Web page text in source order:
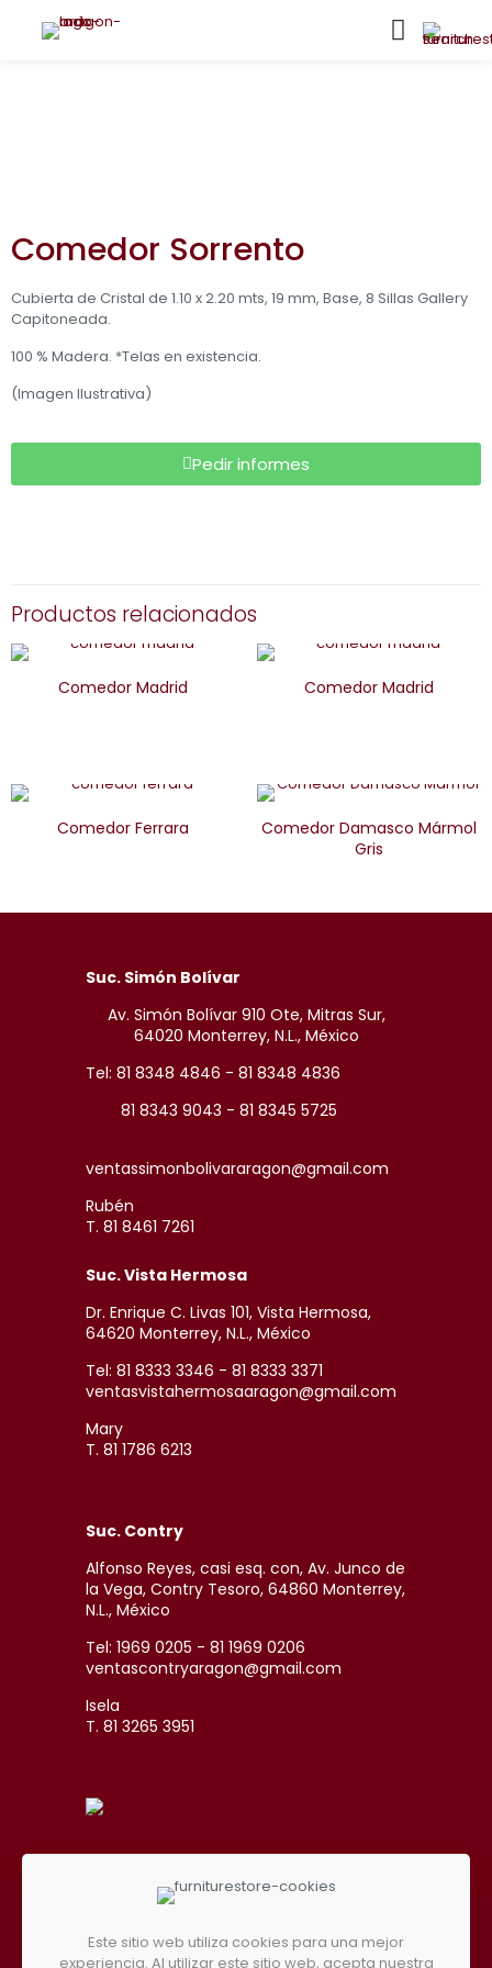
Comedor Sorrento
Cubierta de Cristal de 1.10 x 2.20 mts, 19 mm, Base, 8 Sillas Gallery
Capitoneada.
100 % Madera. *Telas en existencia.
(Imagen Ilustrativa)
Pedir informes
Productos relacionados
Comedor Madrid Comedor Madrid
Comedor Ferrara
Comedor Damasco Mármol
Gris
Suc. Simón Bolívar
Av. Simón Bolívar 910 Ote, Mitras Sur,
64020 Monterrey, N.L., México
Tel: 81 8348 4846 - 81 8348 4836
81 8343 9043 - 81 8345 5725
ventassimonbolivararagon@gmail.com
Rubén
T. 81 8461 7261
Suc. Vista Hermosa
Dr. Enrique C. Livas 101, Vista Hermosa,
64620 Monterrey, N.L., México
Tel: 81 8333 3346 - 81 8333 3371
ventasvistahermosaaragon@gmail.com
Mary
T. 81 1786 6213
Suc. Contry
Alfonso Reyes, casi esq. con, Av. Junco de
la Vega, Contry Tesoro, 64860 Monterrey,
N.L., México
Tel: 1969 0205 - 81 1969 0206
ventascontryaragon@gmail.com
Isela
T. 81 3265 3951
Este sitio web utiliza cookies para una mejor
experiencia. Al utilizar este sitio web, acepta nuestra